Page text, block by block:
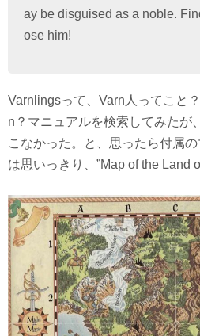
ay be disguised as a noble.
ose him!
Varnlingsって、Varn人ってこと
n？マニュアルを検索してみたが
こなかった。と、思ったら付属
は思いっきり、”Map of the Land